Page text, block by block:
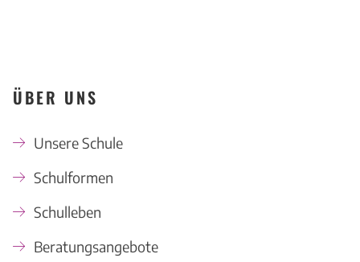
ÜBER UNS
Unsere Schule
Schulformen
Schulleben
Beratungsangebote